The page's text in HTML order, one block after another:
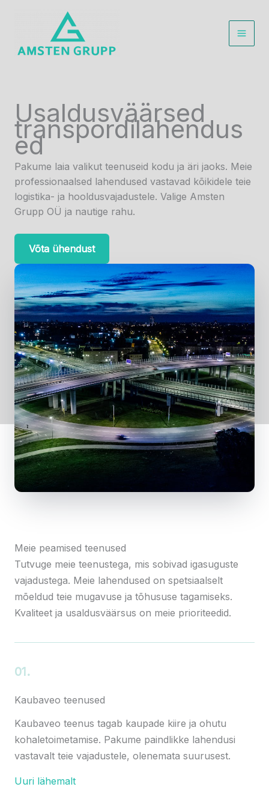
Main
Usaldusväärsed
transpordilahendus
ed
Pakume laia valikut teenuseid kodu ja äri jaoks. Meie
professionaalsed lahendused vastavad kõikidele teie
logistika- ja hooldusvajadustele. Valige Amsten
Grupp OÜ ja nautige rahu.
Võta ühendust
Meie peamised teenused
Tutvuge meie teenustega, mis sobivad igasuguste
vajadustega. Meie lahendused on spetsiaalselt
mõeldud teie mugavuse ja tõhususe tagamiseks.
Kvaliteet ja usaldusväärsus on meie prioriteedid.
01.
Kaubaveo teenused
Kaubaveo teenus tagab kaupade kiire ja ohutu
kohaletoimetamise. Pakume paindlikke lahendusi
vastavalt teie vajadustele, olenemata suurusest.
Uuri lähemalt